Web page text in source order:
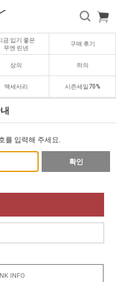
금 입기 좋은
무엔 린넨
구매 후기
상의 하의
액세서리 시즌세일70%
를 입력해 주세요.
확인
INFO